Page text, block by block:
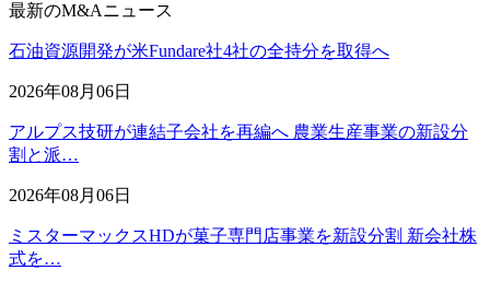
最新のM&Aニュース
石油資源開発が米Fundare社4社の全持分を取得へ
2026年08月06日
アルプス技研が連結子会社を再編へ 農業生産事業の新設分
割と派…
2026年08月06日
ミスターマックスHDが菓子専門店事業を新設分割 新会社株
式を…